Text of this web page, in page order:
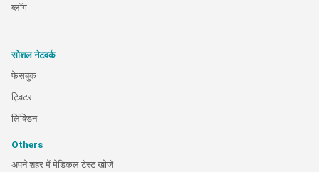
ब्लॉग
सोशल नेटवर्क
फेसबुक
ट्विटर
लिंक्डिन
Others
अपने शहर में मेडिकल टेस्ट खोजे